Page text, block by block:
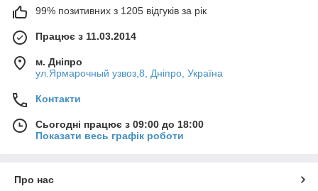
99% позитивних з 1205 відгуків за рік
Працює з 11.03.2014
м. Дніпро
ул.Ярмарочный узвоз,8, Дніпро, Україна
Контакти
Сьогодні працює з 09:00 до 18:00
Показати весь графік роботи
Про нас